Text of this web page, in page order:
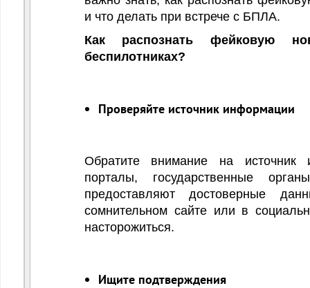
и что делать при встрече с БПЛА.
Как распознать фейковую
беспилотниках?
Проверяйте источник информации
Обратите внимание на источник
порталы, государственные
предоставляют достоверные
сомнительном сайте или в
насторожиться.
Ищите подтверждения